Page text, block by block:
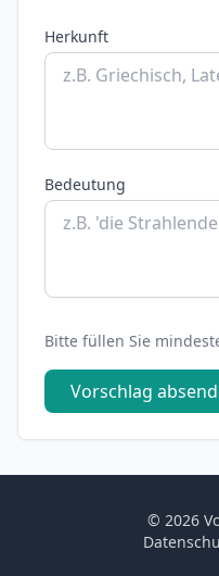
Herkunft
Bedeutung
Bitte füllen Sie
Vorschlag
© 2026